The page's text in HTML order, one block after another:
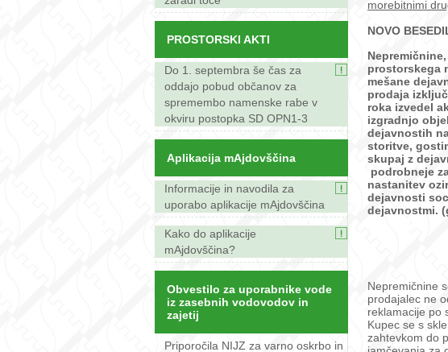
PROSTORSKI AKTI
Do 1. septembra še čas za
oddajo pobud občanov za
spremembo namenske rabe v
okviru postopka SD OPN1-3
Aplikacija mAjdovščina
Informacije in navodila za
uporabo aplikacije mAjdovščina
Kako do aplikacije
mAjdovščina?
Obvestilo za uporabnike vode
iz zasebnih vodovodov in
zajetij
Priporočila NIJZ za varno oskrbo in
morebitnimi
NOVO
prostorskega
mešane
prodaja
roka izvedel
izgradnjo
dejavnostih
storitve,
skupaj z
podrobneje
nastanitev
dejavnosti
dejavnostmi.
Nepremičnine
prodajalec ne
reklamacije po
Kupec se s
zahtevkom do